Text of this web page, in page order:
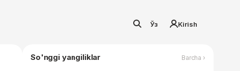
Ўз Kirish
So'nggi yangiliklar Barcha ›